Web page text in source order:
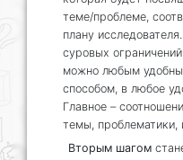
теме/проблеме,
плану
суровых
можно любым
способом, в любое
Главное –
темы, проблематики,
Вторым шагом